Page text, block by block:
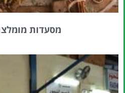
מסעדות